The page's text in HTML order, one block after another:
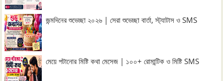
জন্মদিনের শুভেচ্ছা ২০২৬ | সেরা শুভেচ্ছা বার্তা, স্ট্যাটাস ও SMS
মেয়ে পটানোর মিষ্টি কথা মেসেজ | ১০০+ রোমান্টিক ও মিষ্টি SMS